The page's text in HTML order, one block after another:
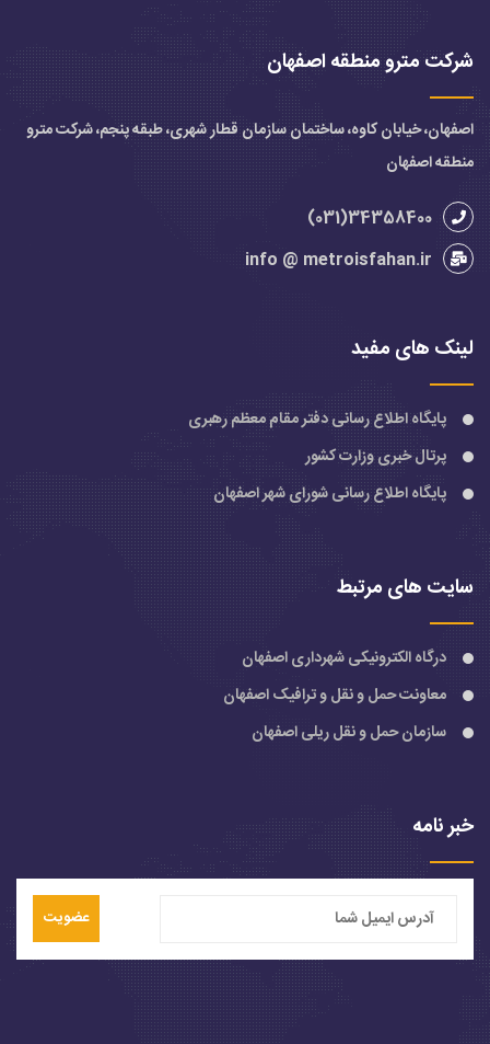
شرکت مترو منطقه اصفهان
اصفهان، خیابان کاوه، ساختمان سازمان قطار شهری، طبقه پنجم، شرکت مترو
منطقه اصفهان
34358400(031)
info @ metroisfahan.ir
لینک های مفید
پایگاه اطلاع رسانی دفتر مقام معظم رهبری
پرتال خبری وزارت کشور
پایگاه اطلاع رسانی شورای شهر اصفهان
سایت های مرتبط
درگاه الکترونیکی شهرداری اصفهان
معاونت حمل و نقل و ترافیک اصفهان
سازمان حمل و نقل ریلی اصفهان
خبر نامه
عضویت